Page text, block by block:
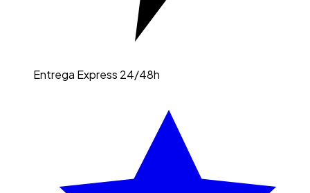
Entrega Express 24/48h